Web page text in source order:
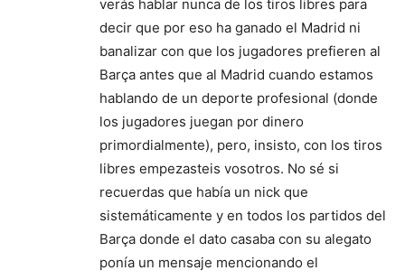
verás hablar nunca de los tiros libres para
decir que por eso ha ganado el Madrid ni
banalizar con que los jugadores prefieren al
Barça antes que al Madrid cuando estamos
hablando de un deporte profesional (donde
los jugadores juegan por dinero
primordialmente), pero, insisto, con los tiros
libres empezasteis vosotros. No sé si
recuerdas que había un nick que
sistemáticamente y en todos los partidos del
Barça donde el dato casaba con su alegato
ponía un mensaje mencionando el